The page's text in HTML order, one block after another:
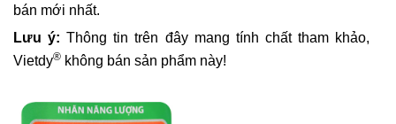
bán mới nhất.
Lưu ý: Thông tin trên đây mang tính chất tham khảo,
Vietdy® không bán sản phẩm này!